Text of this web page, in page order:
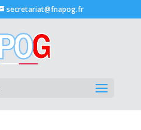
secretariat@fnapog.fr